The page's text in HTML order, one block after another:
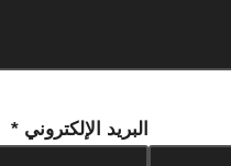
البريد الإلكتروني *